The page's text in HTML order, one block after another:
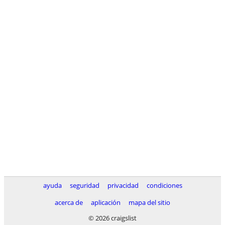
ayuda seguridad privacidad
condiciones
acerca de
aplicación
mapa del sitio
© 2026 craigslist